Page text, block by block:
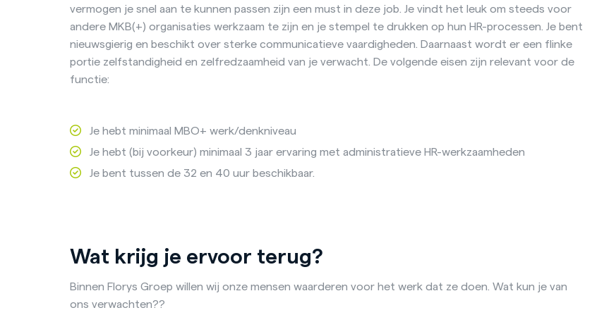
vermogen je snel aan te kunnen passen zijn een must in deze job. Je vindt het leuk om steeds voor
andere MKB(+) organisaties werkzaam te zijn en je stempel te drukken op hun HR-processen. Je bent
nieuwsgierig en beschikt over sterke communicatieve vaardigheden. Daarnaast wordt er een flinke
portie zelfstandigheid en zelfredzaamheid van je verwacht. De volgende eisen zijn relevant voor de
functie:
Je hebt minimaal MBO+ werk/denkniveau
Je hebt (bij voorkeur) minimaal 3 jaar ervaring met administratieve HR-werkzaamheden
Je bent tussen de 32 en 40 uur beschikbaar.
Wat krijg je ervoor terug?
Binnen Florys Groep willen wij onze mensen waarderen voor het werk dat ze doen. Wat kun je van
ons verwachten??